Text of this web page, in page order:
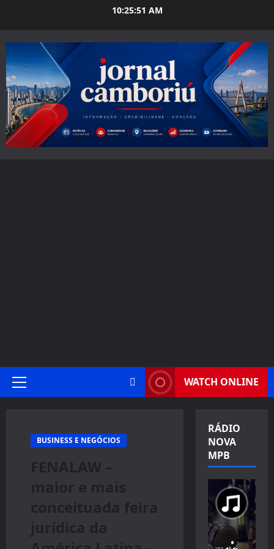
10:25:52 AM
Primary
WATCH ONLINE
BUSINESS E NEGÓCIOS
FENALAW –
maior e mais
conceituada feira
jurídica da
RÁDIO
NOVA
MPB